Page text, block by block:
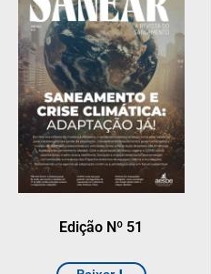
Edição Nº 51